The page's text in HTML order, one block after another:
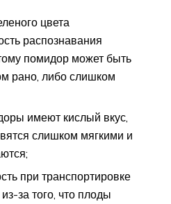
цвета
распознавания
помидор может быть
рано, либо слишком
имеют кислый вкус,
слишком мягкими и
при транспортировке
за того, что плоды